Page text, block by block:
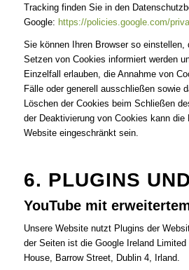
Tracking finden Sie in den
Google: https://policies.google.com/
Sie können Ihren Browser so einstellen,
Setzen von Cookies informiert werden
Einzelfall erlauben, die Annahme von
Fälle oder generell ausschließen sowie
Löschen der Cookies beim Schließen
der Deaktivierung von Cookies kann die
Website eingeschränkt sein.
6. PLUGINS
YouTube mit
Unsere Website nutzt Plugins der
der Seiten ist die Google Ireland Limited
House, Barrow Street, Dublin 4, Irland.